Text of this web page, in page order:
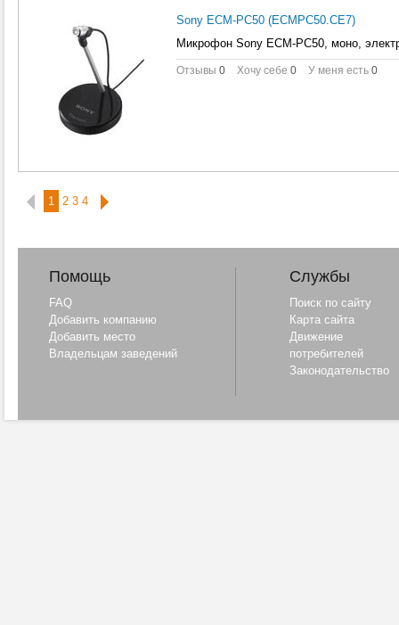
Sony ECM-PC50 (ECMPC50.CE7)
Микрофон Sony ECM-PC50, моно,
Отзывы 0 Хочу себе 0 У меня есть 0
1 2 3 4
Помощь
FAQ
Добавить компанию
Добавить место
Владельцам заведений
Службы
Поиск по сайту
Карта сайта
Движение
потребителей
Законодательство